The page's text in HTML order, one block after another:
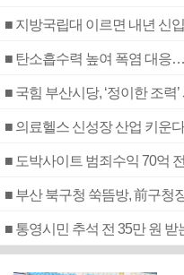
■ 지방국립대 이르면 내년 신
■ 탄소흡수력 높여 폭염 대응
■ 의료헬스 신성장 산업 키운
■ 도박사이트 범죄수익 70억
■ 부산 북구청 쑥뜸방, 前구청
■ 통영시민 추석 전 35만 원 받